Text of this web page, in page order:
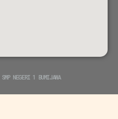
NEGERI 1 BUMIJAWA